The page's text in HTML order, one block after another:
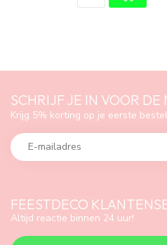
FEESTDECO
Altijd reactie binnen 24 uur!
SCHRIJF JE IN VOOR DE
Krijg 5% korting op je eerste